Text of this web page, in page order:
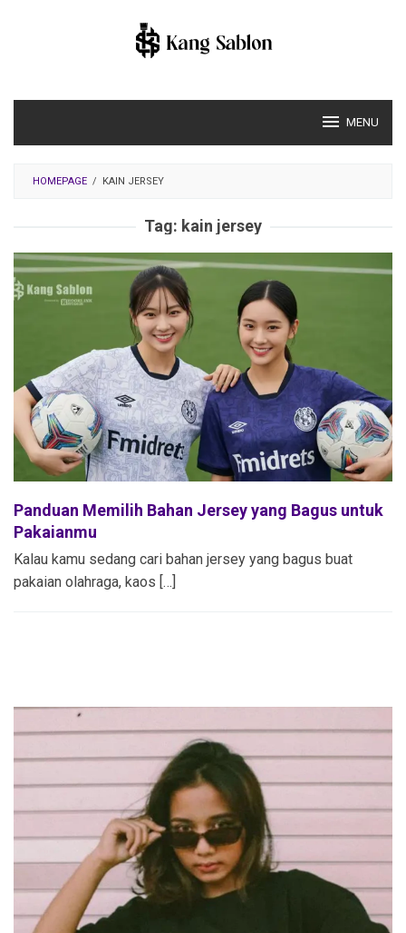
MENU
HOMEPAGE / KAIN JERSEY
Tag: kain jersey
Panduan Memilih Bahan Jersey yang Bagus untuk
Pakaianmu
Kalau kamu sedang cari bahan jersey yang bagus buat
pakaian olahraga, kaos […]